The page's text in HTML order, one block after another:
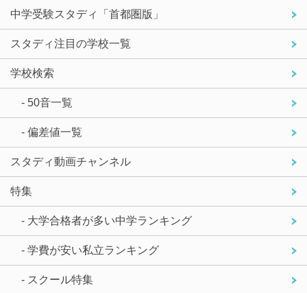
中学受験スタディ「首都圏版」
スタディ注目の学校一覧
学校検索
- 50音一覧
- 偏差値一覧
スタディ動画チャンネル
特集
- 大学合格者が多い中学ランキング
- 学費が安い私立ランキング
- スクール特集